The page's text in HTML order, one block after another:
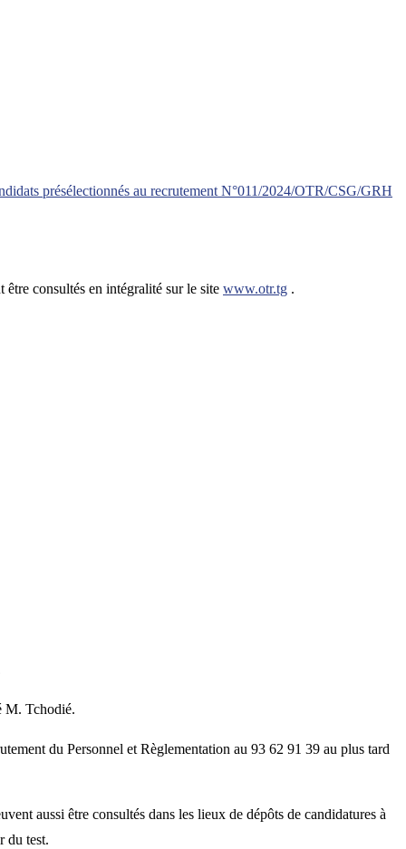
présélectionnés au recrutement N°011/2024/OTR/CSG/GRH
consultés en intégralité sur le site www.otr.tg .
M. Tchodié.
du Personnel et Règlementation au 93 62 91 39 au plus tard
aussi être consultés dans les lieux de dépôts de candidatures à
du test.